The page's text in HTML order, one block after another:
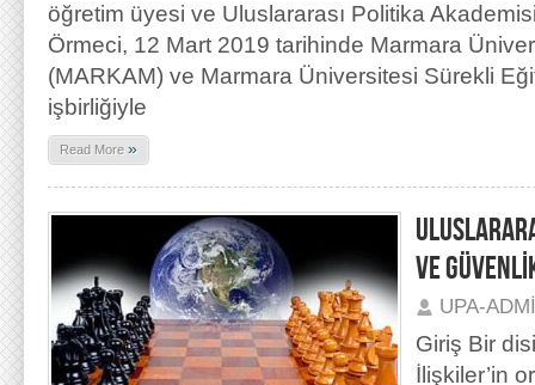
öğretim üyesi ve Uluslararası Politika
Örmeci, 12 Mart 2019 tarihinde Marmara
(MARKAM) ve Marmara Üniversitesi Sürekli
işbirliğiyle
Read More »
VE
UPA-
Giriş Bir
İlişkiler’in